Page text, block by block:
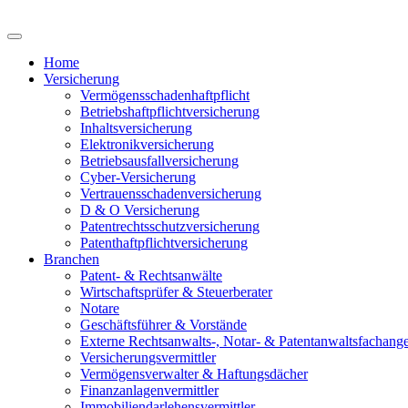
Home
Versicherung
Vermögensschadenhaftpflicht
Betriebshaftpflichtversicherung
Inhaltsversicherung
Elektronikversicherung
Betriebsausfallversicherung
Cyber-Versicherung
Vertrauensschadenversicherung
D & O Versicherung
Patentrechtsschutzversicherung
Patent­haftpflicht­­versicherung
Branchen
Patent- & Rechtsanwälte
Wirtschaftsprüfer & Steuerberater
Notare
Geschäftsführer & Vorstände
Externe Rechtsanwalts-, Notar- &
Versicherungsvermittler
Vermögensverwalter & Haftungsdächer
Finanzanlagenvermittler